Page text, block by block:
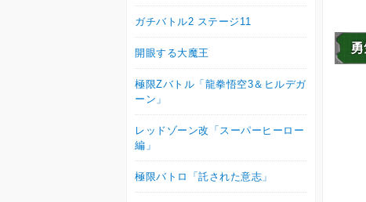
ガチバトル2 ステージ11
開眼する大魔王
極限Zバトル「龍拳悟空3＆ヒルデガ
ーン」
レッドゾーン改「スーパーヒーロー
編」
極限バトロ「託された意志」